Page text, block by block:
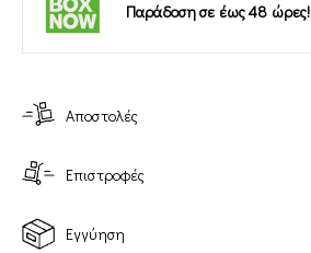
Παράδοση σε έως 48 ώρες!
Αποστολές
Επιστροφές
Εγγύηση